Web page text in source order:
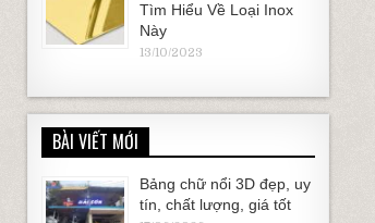
Tìm Hiểu Về Loại Inox
Này
13/10/2023
BÀI VIẾT MỚI
Bảng chữ nổi 3D đẹp, uy
tín, chất lượng, giá tốt